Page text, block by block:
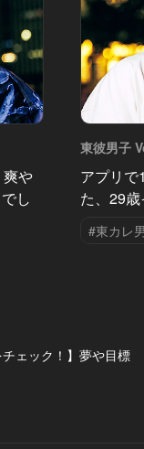
や
し
東彼男子
アプリ
た、29
#東カレ
チェック！】夢や目標